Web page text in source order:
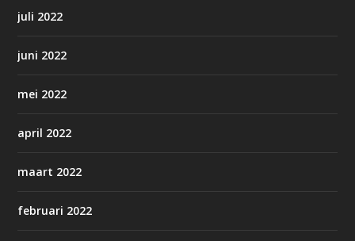
juli 2022
juni 2022
mei 2022
april 2022
maart 2022
februari 2022